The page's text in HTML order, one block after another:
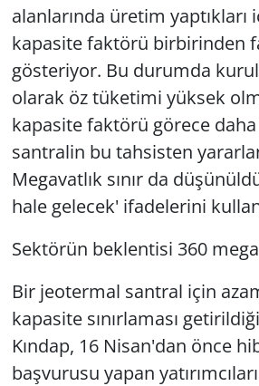
alanlarında üretim yaptıkları
kapasite faktörü birbirinden
gösteriyor. Bu durumda
olarak öz tüketimi yüksek
kapasite faktörü görece
santralin bu tahsisten
Megavatlık sınır da
hale gelecek' ifadelerini
Sektörün beklentisi 360
Bir jeotermal santral için
kapasite sınırlaması
Kındap, 16 Nisan'dan önce
başvurusu yapan